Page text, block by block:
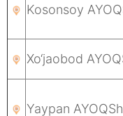
Kosonsoy
Xo‘jaobod
Yaypan AYOQSh